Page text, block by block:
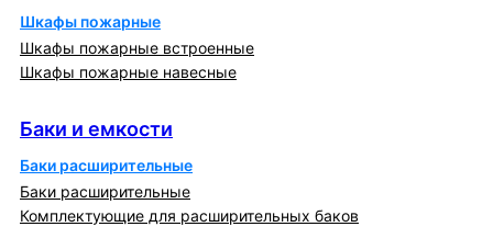
Шкафы пожарные
Шкафы пожарные встроенные
Шкафы пожарные навесные
Баки и емкости
Баки расширительные
Баки расширительные
Комплектующие для расширительных баков